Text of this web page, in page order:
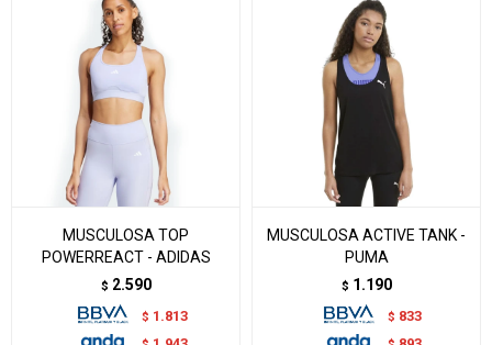
MUSCULOSA TOP
POWERREACT - ADIDAS
$ 2.590
$ 1.813
MUSCULOSA ACTIVE TANK -
PUMA
$ 1.190
$ 833